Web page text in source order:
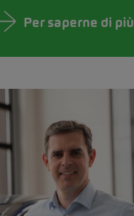
Per saperne di più